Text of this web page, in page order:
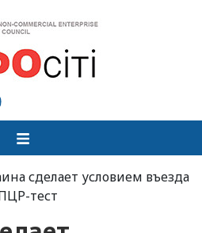
сделает условием въезда
тест